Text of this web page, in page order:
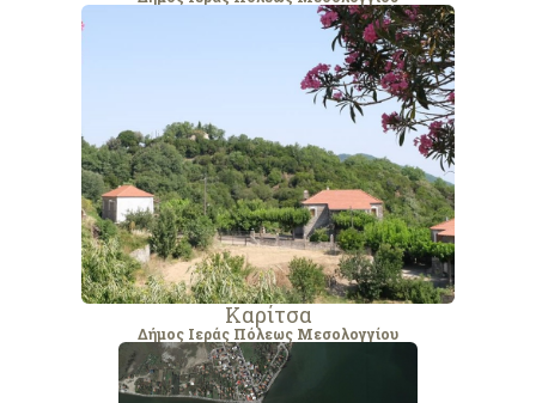
Καρίτσα
Δήμος Ιεράς Πόλεως Μεσολογγίου